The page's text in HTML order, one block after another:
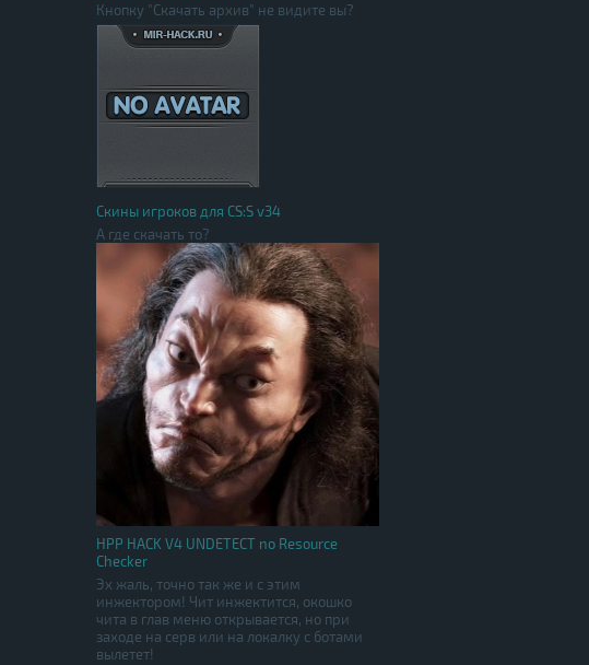
Кнопку "Скачать архив" не видите вы?
Скины игроков для CS:S v34
А где скачать то?
HPP HACK V4 UNDETECT no Resource
Checker
Эх жаль, точно так же и с этим
инжектором! Чит инжектится, окошко
чита в глав меню открывается, но при
заходе на серв или на локалку с ботами
вылетет!